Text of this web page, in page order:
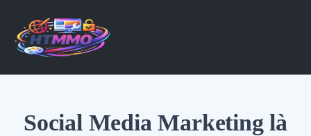
Social Media Marketing là